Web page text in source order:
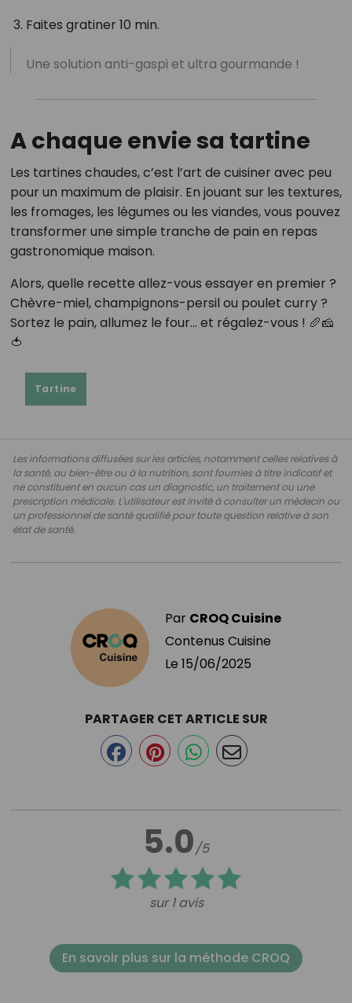
Faites gratiner 10 min.
Une solution anti-gaspi et ultra gourmande !
A chaque envie sa tartine
Les tartines chaudes, c’est l’art de cuisiner avec peu
pour un maximum de plaisir. En jouant sur les textures,
les fromages, les légumes ou les viandes, vous pouvez
transformer une simple tranche de pain en repas
gastronomique maison.
Alors, quelle recette allez-vous essayer en premier ?
Chèvre-miel, champignons-persil ou poulet curry ?
Sortez le pain, allumez le four… et régalez-vous ! 🥖🧀
🍅
Tartine
Les informations diffusées sur les articles, notamment celles relatives à
la santé, au bien-être ou à la nutrition, sont fournies à titre indicatif et
ne constituent en aucun cas un diagnostic, un traitement ou une
prescription médicale. L'utilisateur est invité à consulter un médecin ou
un professionnel de santé qualifié pour toute question relative à son
état de santé.
Par CROQ Cuisine
Contenus Cuisine
Le 15/06/2025
5.0/5
sur 1 avis
PARTAGER CET ARTICLE SUR
En savoir plus sur la méthode CROQ